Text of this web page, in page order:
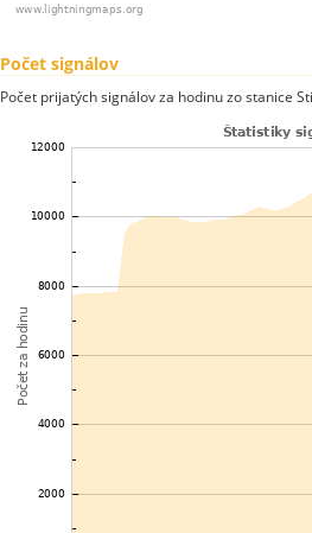
Počet signálov
Počet prijatých signálov za hodinu zo stanice